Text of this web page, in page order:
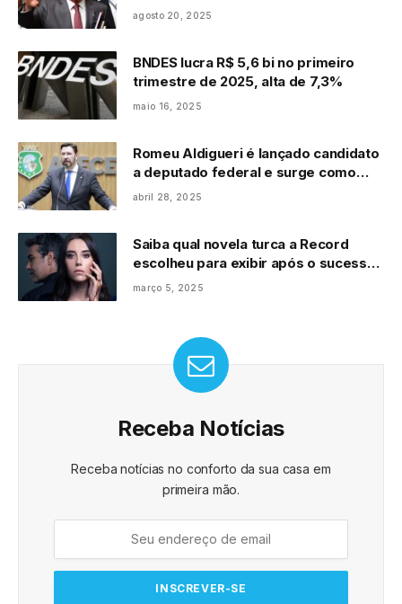
agosto 20, 2025
BNDES lucra R$ 5,6 bi no primeiro
trimestre de 2025, alta de 7,3%
maio 16, 2025
Romeu Aldigueri é lançado candidato
a deputado federal e surge como
opção para o Senado
abril 28, 2025
Saiba qual novela turca a Record
escolheu para exibir após o sucesso
de Força de Mulher
março 5, 2025
Receba Notícias
Receba notícias no conforto da sua casa em
primeira mão.